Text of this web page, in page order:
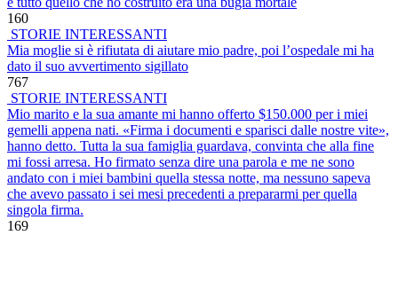
160
STORIE INTERESSANTI
Mia moglie si è rifiutata di aiutare mio padre, poi l’ospedale mi ha
dato il suo avvertimento sigillato
767
STORIE INTERESSANTI
Mio marito e la sua amante mi hanno offerto $150.000 per i miei
gemelli appena nati. «Firma i documenti e sparisci dalle nostre vite»,
hanno detto. Tutta la sua famiglia guardava, convinta che alla fine
mi fossi arresa. Ho firmato senza dire una parola e me ne sono
andato con i miei bambini quella stessa notte, ma nessuno sapeva
che avevo passato i sei mesi precedenti a prepararmi per quella
singola firma.
169